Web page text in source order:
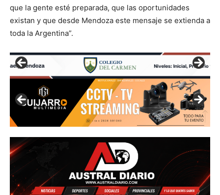
que la gente esté preparada, que las oportunidades
existan y que desde Mendoza este mensaje se extienda a
toda la Argentina”.